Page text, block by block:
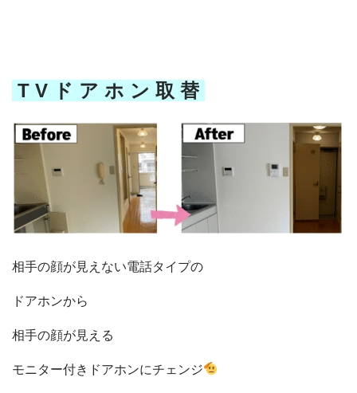
会社概要
施工事例
現場ブログ
リフォームQ&A
T V ド ア ホ ン 取 替
相手の顔が見えない電話タイプの
ドアホンから
相手の顔が見える
モニター付きドアホンにチェンジ